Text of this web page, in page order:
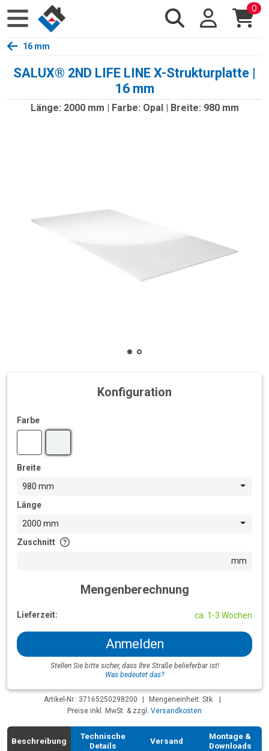
0
16 mm
SALUX® 2ND LIFE LINE X-Strukturplatte |
16 mm
Länge: 2000 mm | Farbe: Opal | Breite: 980 mm
Konfiguration
Farbe
Breite
980 mm
Länge
2000 mm
Zuschnitt
mm
Mengenberechnung
Lieferzeit: ca. 1-3 Wochen
Anmelden
Stellen Sie bitte sicher, dass Ihre Straße belieferbar ist!
Was bedeutet das?
Artikel-Nr.: 37165250298200 | Mengeneinheit: Stk.
|
Preise inkl. MwSt. & zzgl. Versandkosten
Beschreibung
Technische
Details
Versand
Montage &
Downloads